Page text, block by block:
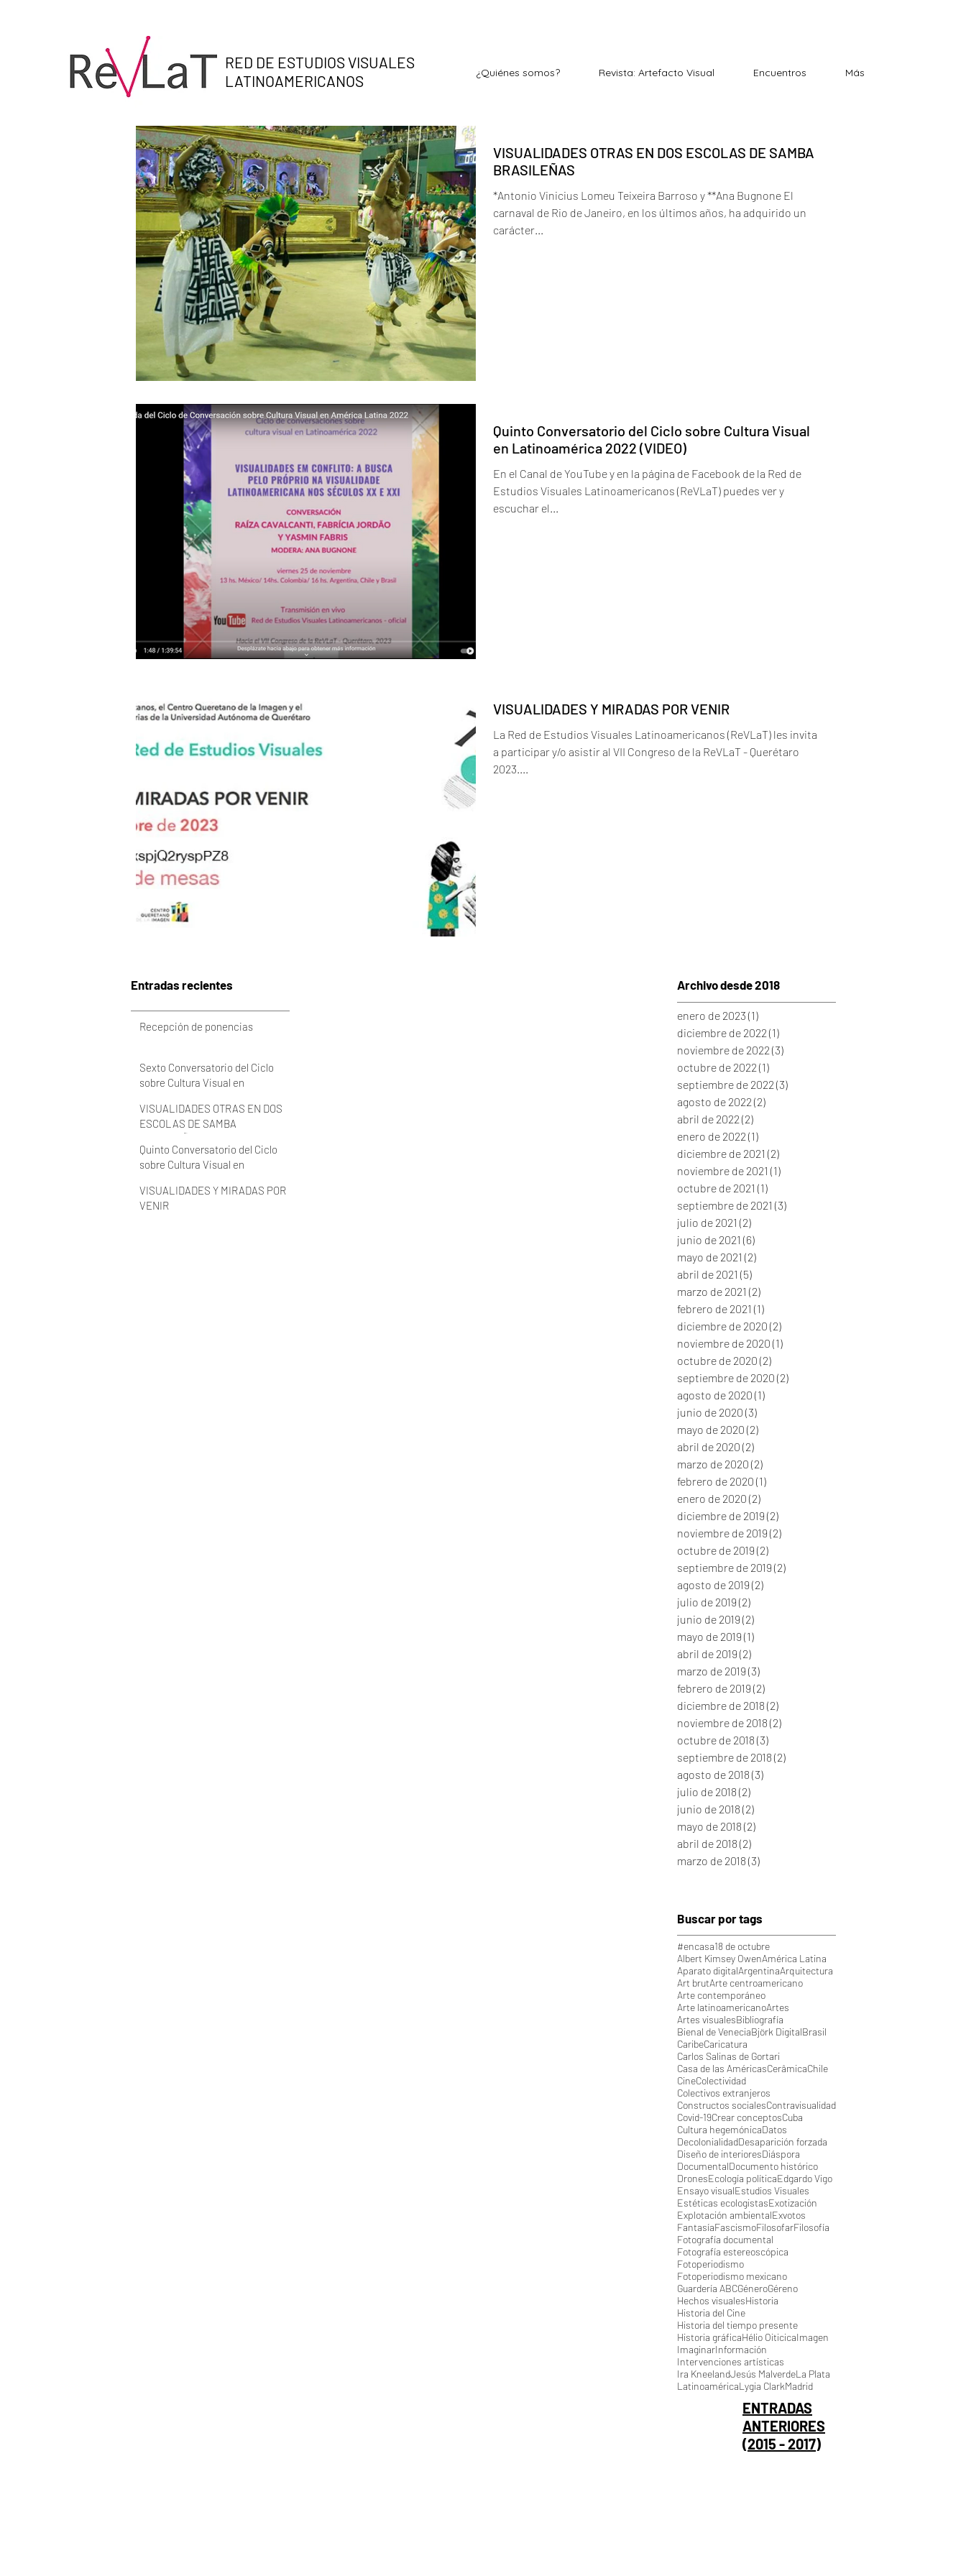
RED DE ESTUDIOS VISUALES
LATINOAMERICANOS
¿Quiénes somos? Revista: Artefacto Visual Encuentros Más
VISUALIDADES OTRAS EN DOS ESCOLAS DE SAMBA
BRASILEÑAS
*Antonio Vinicius Lomeu Teixeira Barroso y **Ana Bugnone El
carnaval de Rio de Janeiro, en los últimos años, ha adquirido un
carácter...
Quinto Conversatorio del Ciclo sobre Cultura Visual
en Latinoamérica 2022 (VIDEO)
En el Canal de YouTube y en la página de Facebook de la Red de
Estudios Visuales Latinoamericanos (ReVLaT) puedes ver y
escuchar el...
VISUALIDADES Y MIRADAS POR VENIR
La Red de Estudios Visuales Latinoamericanos (ReVLaT) les invita
a participar y/o asistir al VII Congreso de la ReVLaT - Querétaro
2023....
Entradas recientes Archivo desde 2018
Recepción de ponencias
Sexto Conversatorio del Ciclo
sobre Cultura Visual en
VISUALIDADES OTRAS EN DOS
ESCOLAS DE SAMBA
Quinto Conversatorio del Ciclo
sobre Cultura Visual en
VISUALIDADES Y MIRADAS POR
VENIR
enero de 2023 (1)
diciembre de 2022 (1)
noviembre de 2022 (3)
octubre de 2022 (1)
septiembre de 2022 (3)
agosto de 2022 (2)
abril de 2022 (2)
enero de 2022 (1)
diciembre de 2021 (2)
noviembre de 2021 (1)
octubre de 2021 (1)
septiembre de 2021 (3)
julio de 2021 (2)
junio de 2021 (6)
mayo de 2021 (2)
abril de 2021 (5)
marzo de 2021 (2)
febrero de 2021 (1)
diciembre de 2020 (2)
noviembre de 2020 (1)
octubre de 2020 (2)
septiembre de 2020 (2)
agosto de 2020 (1)
junio de 2020 (3)
mayo de 2020 (2)
abril de 2020 (2)
marzo de 2020 (2)
febrero de 2020 (1)
enero de 2020 (2)
diciembre de 2019 (2)
noviembre de 2019 (2)
octubre de 2019 (2)
septiembre de 2019 (2)
agosto de 2019 (2)
julio de 2019 (2)
junio de 2019 (2)
mayo de 2019 (1)
abril de 2019 (2)
marzo de 2019 (3)
febrero de 2019 (2)
diciembre de 2018 (2)
noviembre de 2018 (2)
octubre de 2018 (3)
septiembre de 2018 (2)
agosto de 2018 (3)
julio de 2018 (2)
junio de 2018 (2)
mayo de 2018 (2)
abril de 2018 (2)
marzo de 2018 (3)
Buscar por tags
#encasa18 de octubre
Albert Kimsey OwenAmérica Latina
Aparato digitalArgentinaArquitectura
Art brutArte centroamericano
Arte contemporáneo
Arte latinoamericanoArtes
Artes visualesBibliografía
Bienal de VeneciaBjörk DigitalBrasil
CaribeCaricatura
Carlos Salinas de Gortari
Casa de las AméricasCerâmicaChile
CineColectividad
Colectivos extranjeros
Constructos socialesContravisualidad
Covid-19Crear conceptosCuba
Cultura hegemónicaDatos
DecolonialidadDesaparición forzada
Diseño de interioresDiáspora
DocumentalDocumento histórico
DronesEcología políticaEdgardo Vigo
Ensayo visualEstudios Visuales
Estéticas ecologistasExotización
Explotación ambientalExvotos
FantasíaFascismoFilosofarFilosofía
Fotografía documental
Fotografía estereoscópica
Fotoperiodismo
Fotoperiodismo mexicano
Guardería ABCGéneroGéreno
Hechos visualesHistoria
Historia del Cine
Historia del tiempo presente
Historia gráficaHélio OiticicaImagen
ImaginarInformación
Intervenciones artísticas
Ira KneelandJesús MalverdeLa Plata
LatinoaméricaLygia ClarkMadrid
ENTRADAS
ANTERIORES
(2015 - 2017)